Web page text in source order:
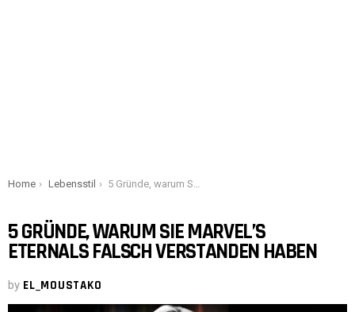
You are here:
Home Lebensstil 5 Gründe, warum Sie Marvel’s Eternals falsch verstanden haben
5 GRÜNDE, WARUM SIE MARVEL’S
ETERNALS FALSCH VERSTANDEN HABEN
by EL_MOUSTAKO